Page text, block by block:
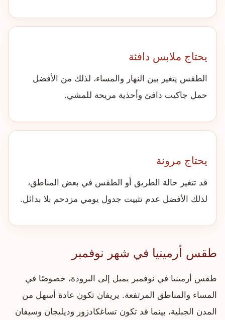
يحتاج ملابس دافئة
الطقس يتغير بين النهار والمساء، لذلك من الأفضل
حمل جاكيت دافئ وأحذية مريحة للمشي.
يحتاج مرونة
قد تتغير حالة الطريق أو الطقس في بعض المناطق،
لذلك الأفضل عدم تثبيت جدول يومي مزدحم بلا بدائل.
طقس أرمينيا في شهر نوفمبر
طقس أرمينيا في نوفمبر يميل إلى البرودة، خصوصًا في
المساء والمناطق المرتفعة. يريفان تكون عادة أسهل من
المدن الجبلية، بينما قد تكون تساغكادزور وديليجان وسيفان